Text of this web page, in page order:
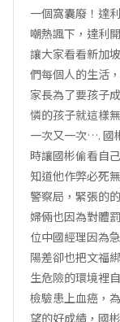
一個窩囊廢！達
嘲熱諷下，達利
讓大家看看新加
們每個人的生活
家長為了要孩子
憐的孩子就這樣
一次又一次…. 國
時讓國彬偷看自
知道他作弊必死
警察局，緊張的
婦倆也因為對體
位中國經理因為
陽差卻也把文福
生危險的環境裡
檢驗患上血癌，
望的好成績，國